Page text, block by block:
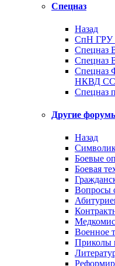
Спецназ
Назад
СпН ГРУ
Спецназ
Спецназ
НКВД
Спецназ
Другие
Назад
Боевые
Боевая
Вопросы
Военное
Приколы